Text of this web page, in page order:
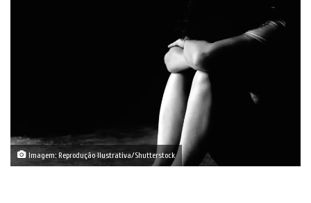
Imagem: Reprodução llustrativa/Shutterstock